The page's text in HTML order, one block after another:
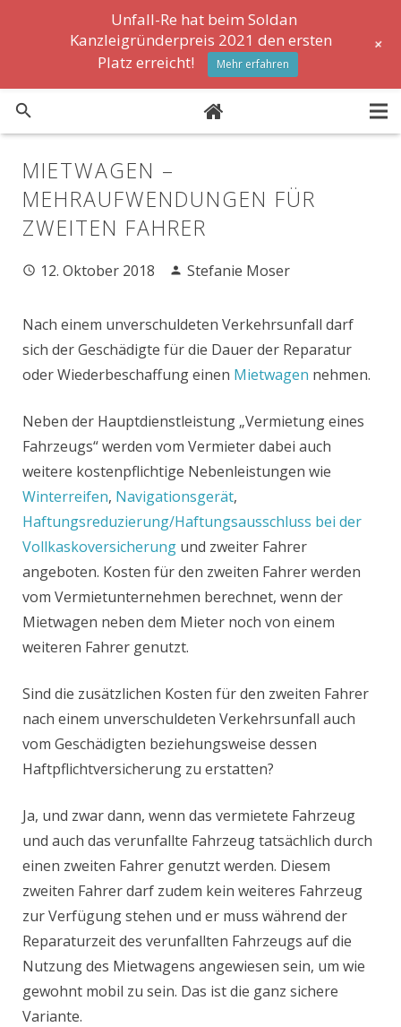
News
FAQ
Lexikon
Stellenanzeigen
MIETWAGEN –
MEHRAUFWENDUNGEN FÜR
ZWEITEN FAHRER
12. Oktober 2018 Stefanie Moser
Nach einem unverschuldeten Verkehrsunfall darf
sich der Geschädigte für die Dauer der Reparatur
oder Wiederbeschaffung einen Mietwagen nehmen.
Neben der Hauptdienstleistung „Vermietung eines
Fahrzeugs“ werden vom Vermieter dabei auch
weitere kostenpflichtige Nebenleistungen wie
Winterreifen, Navigationsgerät,
Haftungsreduzierung/Haftungsausschluss bei der
Vollkaskoversicherung und zweiter Fahrer
angeboten. Kosten für den zweiten Fahrer werden
vom Vermietunternehmen berechnet, wenn der
Mietwagen neben dem Mieter noch von einem
weiteren Fahrer genutzt.
Sind die zusätzlichen Kosten für den zweiten Fahrer
nach einem unverschuldeten Verkehrsunfall auch
vom Geschädigten beziehungsweise dessen
Haftpflichtversicherung zu erstatten?
Ja, und zwar dann, wenn das vermietete Fahrzeug
und auch das verunfallte Fahrzeug tatsächlich durch
einen zweiten Fahrer genutzt werden. Diesem
zweiten Fahrer darf zudem kein weiteres Fahrzeug
zur Verfügung stehen und er muss während der
Reparaturzeit des verunfallten Fahrzeugs auf die
Nutzung des Mietwagens angewiesen sein, um wie
gewohnt mobil zu sein. Das ist die ganz sichere
Variante.
Unfall-Re hat beim Soldan
Kanzleigründerpreis 2021 den ersten
Platz erreicht!
Mehr erfahren
+